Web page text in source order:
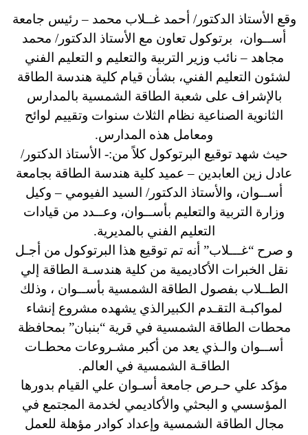
وقع الأستاذ الدكتور/ أحمد غــلاب محمد – رئيس جامعة
أســوان، برتوكول تعاون مع الأستاذ الدكتور/ محمد
مجاهد – نائب وزير التربية والتعليم و التعليم الفني
لشئون التعليم الفني، بشأن قيام كلية هندسة الطاقة
بالإشراف على شعبة الطاقة الشمسية بالمدارس
الثانوية الصناعية نظام الثلاث سنوات وتقييم لوائح
ومعامل هذه المدارس.
حيث شهد توقيع البرتوكول كلاً من:- الأستاذ الدكتور/
عادل زين العابدين – عميد كلية هندسة الطاقة بجامعة
أســوان، والأستاذ الدكتور/ السيد الفيومي – وكيل
وزارة التربية والتعليم بأســوان، وعــدد من قيادات
التعليم الفني بالمديرية.
و صرح “غـــلاب” أنه تم توقيع هذا البرتوكول من أجـل
نقل الخبرات الأكاديمية من كلية هندسـة الطاقة إلي
الطــلاب بفصول الطاقة الشمسية بأســوان ، وذلك
لمواكبـة التقـدم الكبيرالذي يشهده مشروع إنشاء
محطات الطاقة الشمسية في قرية “بنبان” بمحافظة
أســوان والـذي يعد من أكبر مشـروعات محطـات
الطاقـة الشمسية في العالم.
مؤكد علي حـرص جامعة أسـوان علي القيام بدورها
المؤسسي و البحثي والأكاديمي لخدمة المجتمع في
مجال الطاقة الشمسية وإعداد كوادر مؤهلة للعمل